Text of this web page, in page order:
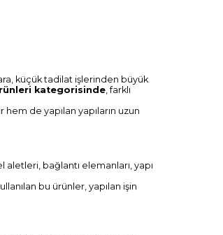
küçük tadilat işlerinden büyük
kategorisinde, farklı
de yapılan yapıların uzun
aletleri, bağlantı elemanları, yapı
bu ürünler, yapılan işin